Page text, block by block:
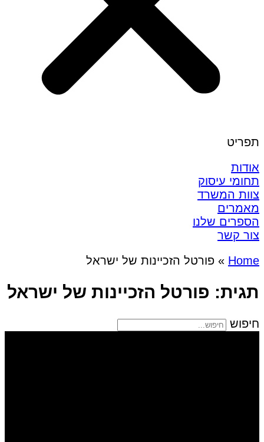
תפריט
אודות
תחומי עיסוק
צוות המשרד
מאמרים
הספרים שלנו
צור קשר
Home
» פורטל הזכיינות של ישראל
תגית: פורטל הזכיינות של ישראל
חיפוש